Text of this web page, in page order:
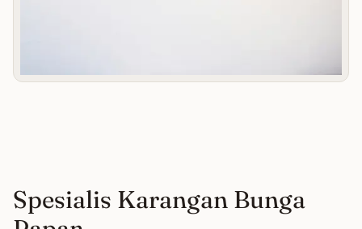
Spesialis Karangan Bunga